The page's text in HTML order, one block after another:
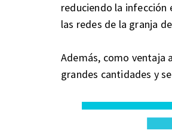
reduciendo la infección
las redes de la granja
Además, como ventaja
grandes cantidades y